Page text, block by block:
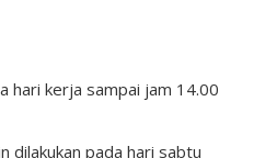
hari kerja sampai jam 14.00
dilakukan pada hari sabtu